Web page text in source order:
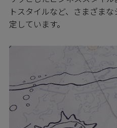
トスタイルなど、さまざま
定しています。